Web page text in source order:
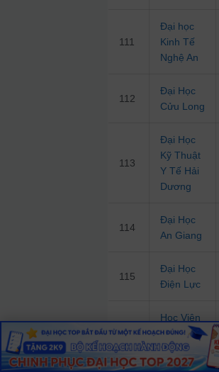
111
Đại học
Kinh Tế
Nghệ An
112
Đại Học
Cửu Long
113
Đại Học
Kỹ Thuật
Y Tế Hải
Dương
114
Đại Học
An Giang
115
Đại Học
Điện Lực
116
Học Viện
Kỹ Thuật
Mật Mã